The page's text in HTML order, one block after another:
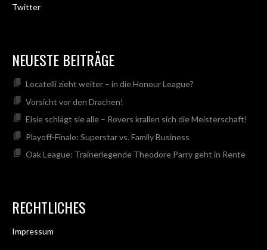
Twitter
NEUESTE BEITRÄGE
Locatelli zieht weiter – in die Honour League?
Vorsicht vor den Drachen!
Elsie schlägt sie alle – Rovers krallen sich die Meisterschaft!
Playoff-Finale: Superstar vs. Family Business
Oak League: Trainerlegende Theodore Parry geht in Rente
RECHTLICHES
Impressum